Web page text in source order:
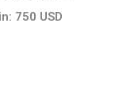
750 USD